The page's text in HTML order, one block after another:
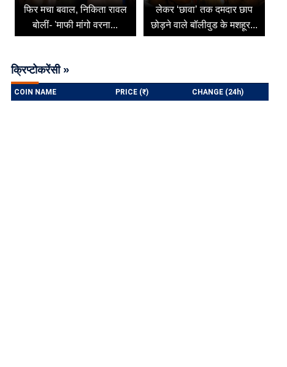
फिर मचा बवाल, निकिता रावल
बोलीं- 'माफी मांगो वरना...
लेकर ‘छावा’ तक दमदार छाप
छोड़ने वाले बॉलीवुड के मशहूर...
क्रिप्टोकरेंसी »